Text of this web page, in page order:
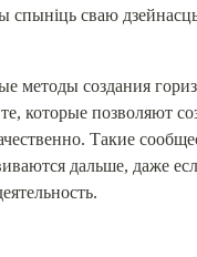
спыніць сваю
методы создания
которые позволяют
Такие
дальше, даже